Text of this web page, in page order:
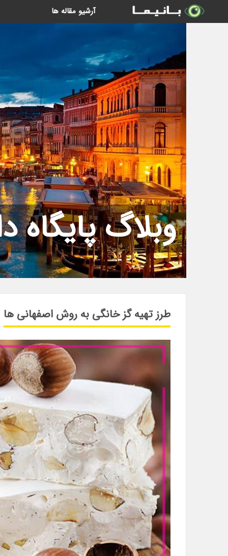
وبلاگ پایگاه
طرز تهیه گز خانگی به روش اصفهانی ها
آرشیو مقاله ها